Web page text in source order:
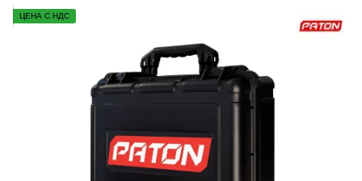
ЦЕНА С НДС